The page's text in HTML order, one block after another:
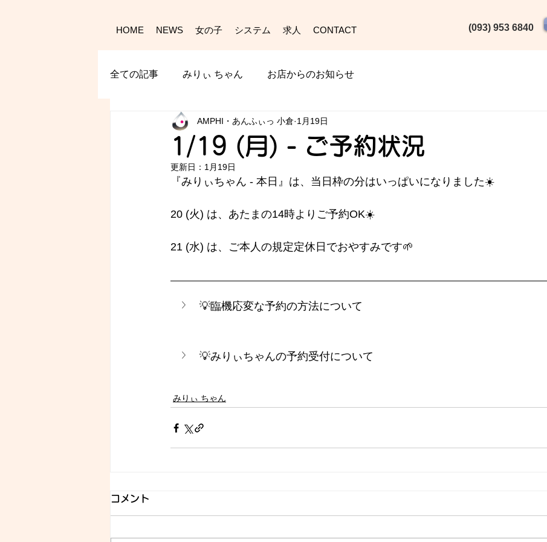
HOME NEWS 女の子 システム 求人 CONTACT (093) 953 6840‬
全ての記事 みりぃ ちゃん お店からのお知らせ
1/19 (月) - ご予約状況
AMPHI・あんふぃっ 小倉 1月19日
更新日： 1月19日
『みりぃちゃん - 本日』は、当日枠の分はいっぱいになりました☀️
20 (火) は、あたまの14時よりご予約OK☀️
21 (水) は、ご本人の規定定休日でおやすみです🌱
💡臨機応変な予約の方法について
💡みりぃちゃんの予約受付について
みりぃ ちゃん
コメント